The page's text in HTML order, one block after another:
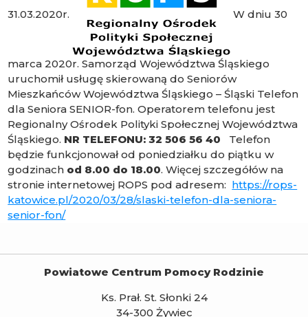
31.03.2020r. W dniu 30
marca 2020r. Samorząd Województwa Śląskiego
uruchomił usługę skierowaną do Seniorów
Mieszkańców Województwa Śląskiego – Śląski Telefon
dla Seniora SENIOR-fon. Operatorem telefonu jest
Regionalny Ośrodek Polityki Społecznej Województwa
Śląskiego. NR TELEFONU: 32 506 56 40 Telefon
będzie funkcjonował od poniedziałku do piątku w
godzinach od 8.00 do 18.00. Więcej szczegółów na
stronie internetowej ROPS pod adresem: https://rops-
katowice.pl/2020/03/28/slaski-telefon-dla-seniora-
senior-fon/
Powiatowe Centrum Pomocy Rodzinie
Ks. Prał. St. Słonki 24
34-300 Żywiec